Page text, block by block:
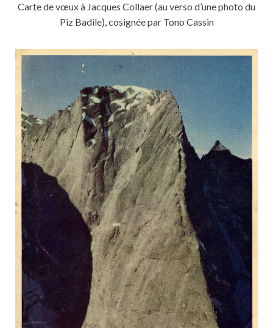
Carte de vœux à Jacques Collaer (au verso d’une photo du
Piz Badile), cosignée par Tono Cassin